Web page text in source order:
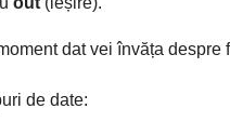
dat vei învăța
de date: